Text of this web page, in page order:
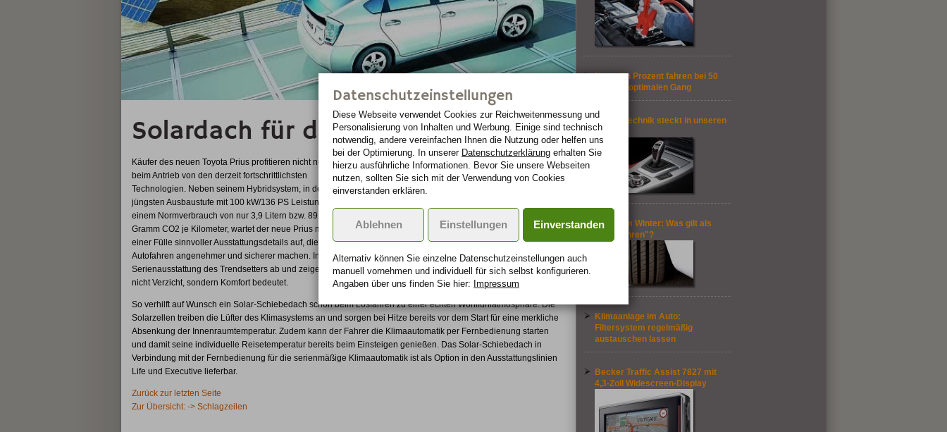
Solardach für den Toyota Prius
Käufer des neuen Toyota Prius profitieren nicht nur
beim Antrieb von den derzeit fortschrittlichsten
Technologien. Neben seinem Hybridsystem, in der
jüngsten Ausbaustufe mit 100 kW/136 PS Leistung und
einem Normverbrauch von nur 3,9 Litern bzw. 89
Gramm CO2 je Kilometer, wartet der neue Prius mit
einer Fülle sinnvoller Ausstattungsdetails auf, die das
Autofahren angenehmer und sicherer machen. Innovative Optionen runden die ohnehin reichhaltige
Serienausstattung des Trendsetters ab und zeigen einmal mehr, dass umweltfreundliche Mobilität im Toyota Prius
nicht Verzicht, sondern Komfort bedeutet.
So verhilft auf Wunsch ein Solar-Schiebedach schon beim Losfahren zu einer echten Wohlfühlatmosphäre. Die
Solarzellen treiben die Lüfter des Klimasystems an und sorgen bei Hitze bereits vor dem Start für eine merkliche
Absenkung der Innenraumtemperatur. Zudem kann der Fahrer die Klimaautomatik per Fernbedienung starten
und damit seine individuelle Reisetemperatur bereits beim Einsteigen genießen. Das Solar-Schiebedach in
Verbindung mit der Fernbedienung für die serienmäßige Klimaautomatik ist als Option in den Ausstattungslinien
Life und Executive lieferbar.
Zurück zur letzten Seite
Zur Übersicht: -> Schlagzeilen
Nur zehn Prozent fahren bei 50
km/h im optimalen Gang
So viel Technik steckt in unseren
Autos
Reifen im Winter: Was gilt als
"abgefahren"?
Klimaanlage im Auto:
Filtersystem regelmäßig
austauschen lassen
Becker Traffic Assist 7827 mit
4,3-Zoll Widescreen-Display
Datenschutzeinstellungen
Diese Webseite verwendet Cookies zur Reichweiten­messung und
Personalisierung von Inhalten und Werbung. Einige sind technisch
notwendig, andere vereinfachen Ihnen die Nutzung oder helfen uns
bei der Optimierung. In unserer Datenschutzerklärung erhalten Sie
hierzu ausführliche Informationen. Bevor Sie unsere Webseiten
nutzen, sollten Sie sich mit der Verwendung von Cookies
einverstanden erklären.
Einverstanden
Ablehnen Einstellungen
Alternativ können Sie einzelne Datenschutz­ein­stellungen auch
manuell vor­nehmen und indivi­duell für sich selbst konfigurieren.
Angaben über uns finden Sie hier: Impressum